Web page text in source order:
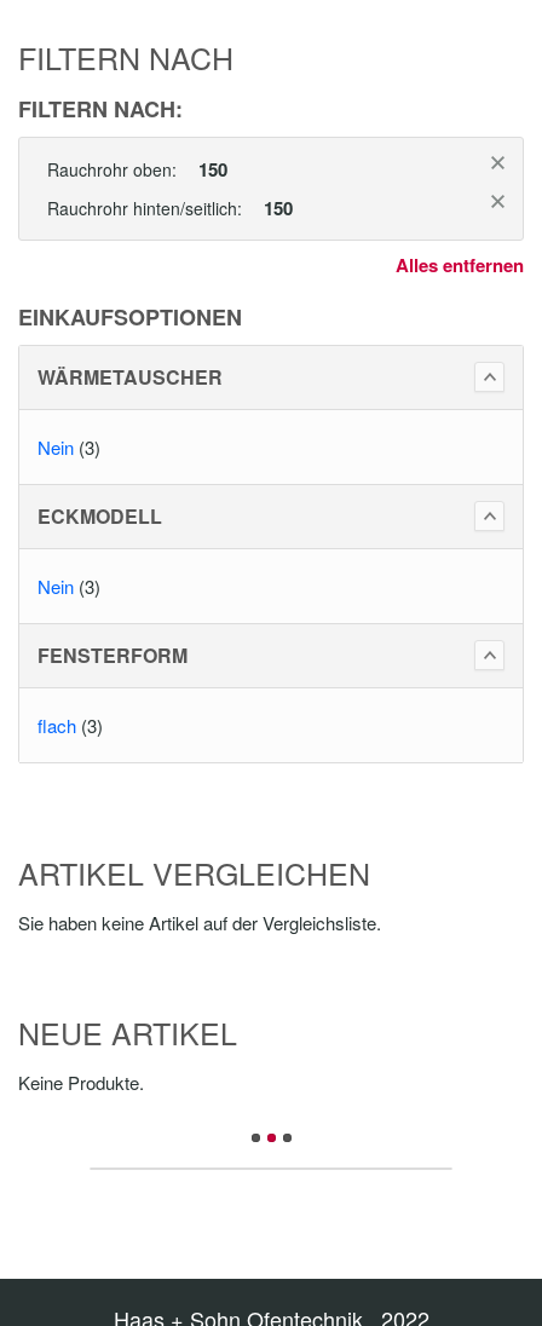
FILTERN NACH
FILTERN NACH:
Rauchrohr oben: 150
Rauchrohr hinten/seitlich: 150
Alles entfernen
EINKAUFSOPTIONEN
WÄRMETAUSCHER
Nein (3)
ECKMODELL
Nein (3)
FENSTERFORM
flach (3)
ARTIKEL VERGLEICHEN
Sie haben keine Artikel auf der Vergleichsliste.
NEUE ARTIKEL
Keine Produkte.
Haas + Sohn Ofentechnik 2022